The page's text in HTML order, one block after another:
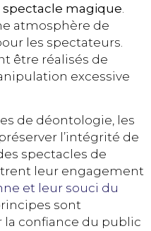
magique.
atmosphère de
les spectateurs.
être réalisés de
excessive
de déontologie, les
l’intégrité de
spectacles de
leur engagement
et leur souci du
sont
confiance du public